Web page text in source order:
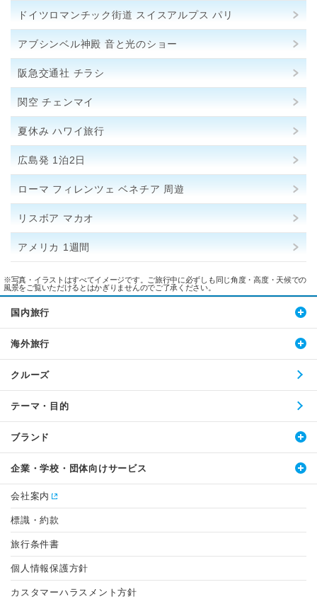
ドイツロマンチック街道 スイスアルプス パリ
アブシンベル神殿 音と光のショー
阪急交通社 チラシ
関空 チェンマイ
夏休み ハワイ旅行
広島発 1泊2日
ローマ フィレンツェ ベネチア 周遊
リスボア マカオ
アメリカ 1週間
※写真・イラストはすべてイメージです。ご旅行中に必ずしも同じ角度・高度・天候での
風景をご覧いただけるとはかぎりませんのでご了承ください。
国内旅行
海外旅行
クルーズ
テーマ・目的
ブランド
企業・学校・団体向けサービス
会社案内
標識・約款
旅行条件書
個人情報保護方針
カスタマーハラスメント方針